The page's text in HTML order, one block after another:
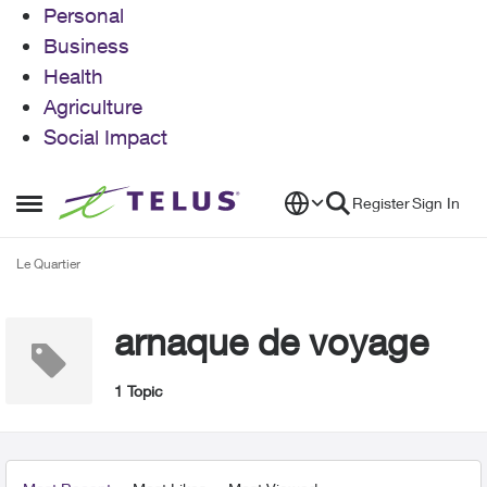
Personal
Business
Health
Agriculture
Social Impact
Open Side Menu
Skip to content RegisterSign In
Le Quartier
arnaque de voyage
1 Topic